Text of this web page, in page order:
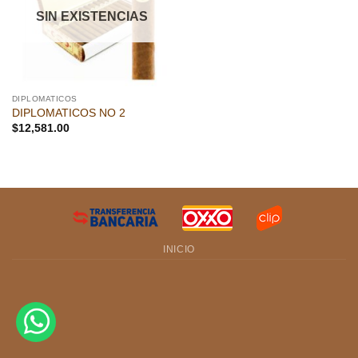
SIN EXISTENCIAS
DIPLOMATICOS
DIPLOMATICOS NO 2
$12,581.00
INICIO